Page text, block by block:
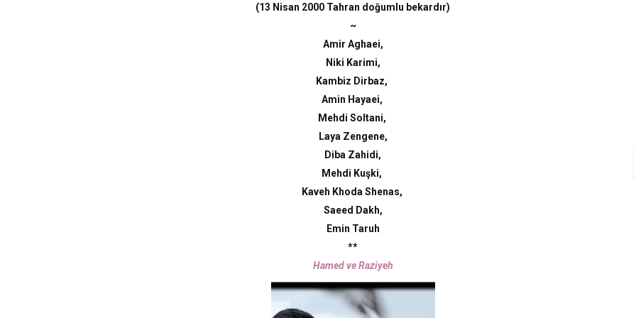
(13 Nisan 2000 Tahran doğumlu bekardır)
~
Amir Aghaei,
Niki Karimi,
Kambiz Dirbaz,
Amin Hayaei,
Mehdi Soltani,
Laya Zengene,
Diba Zahidi,
Mehdi Kuşki,
Kaveh Khoda Shenas,
Saeed Dakh,
Emin Taruh
**
Hamed ve Raziyeh